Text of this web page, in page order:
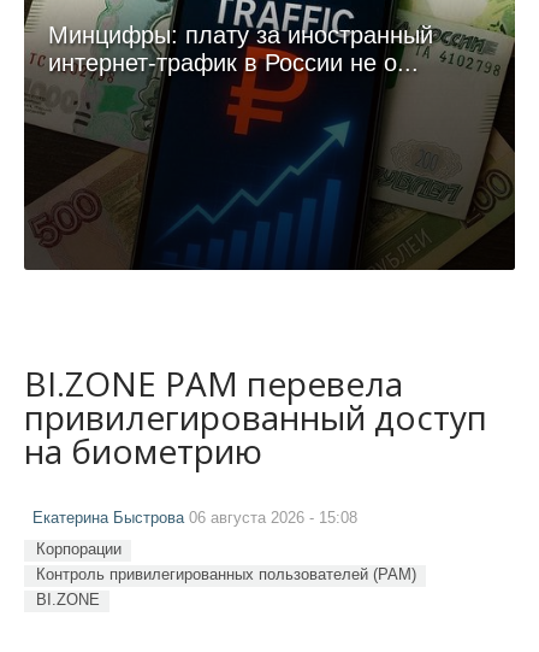
Минцифры: плату за иностранный
интернет-трафик в России не о...
BI.ZONE PAM перевела
привилегированный доступ
на биометрию
Екатерина Быстрова06 августа 2026 - 15:08
Корпорации
Контроль привилегированных пользователей (PAM)
BI.ZONE